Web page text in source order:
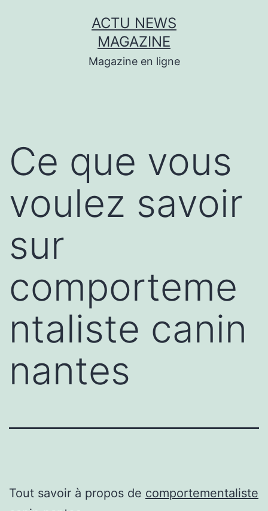
ACTU NEWS
MAGAZINE
Magazine en ligne
Ce que vous
voulez savoir
sur
comporteme
ntaliste canin
nantes
Tout savoir à propos de comportementaliste